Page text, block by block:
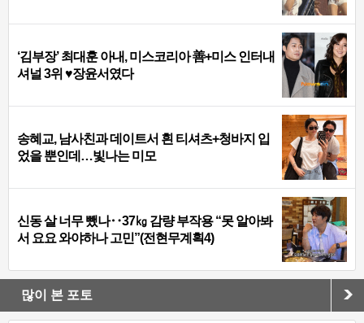
‘김부장’ 최대훈 아내, 미스코리아 善+미스 인터내
셔널 3위 ♥장윤서였다
송혜교, 남사친과 데이트서 흰 티셔츠+청바지 입
었을 뿐인데…빛나는 미모
신동 살 너무 뺐나‥37㎏ 감량 부작용 “못 알아봐
서 요요 와야하나 고민”(전현무계획4)
많이 본 포토